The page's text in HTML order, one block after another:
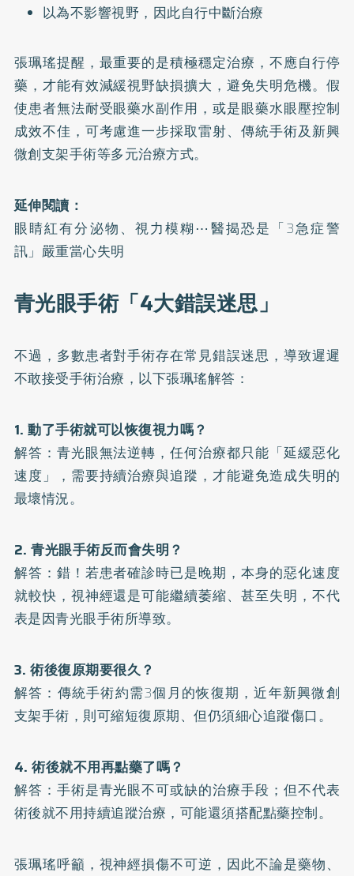
以為不影響視野，因此自行中斷治療
張珮瑤提醒，最重要的是積極穩定治療，不應自行停
藥，才能有效減緩視野缺損擴大，避免失明危機。假
使患者無法耐受眼藥水副作用，或是眼藥水眼壓控制
成效不佳，可考慮進一步採取雷射、傳統手術及新興
微創支架手術等多元治療方式。
延伸閱讀：
眼睛紅有分泌物、視力模糊⋯醫揭恐是「3急症警
訊」嚴重當心失明
青光眼手術「4大錯誤迷思」
不過，多數患者對手術存在常見錯誤迷思，導致遲遲
不敢接受手術治療，以下張珮瑤解答：
1. 動了手術就可以恢復視力嗎？
解答：青光眼無法逆轉，任何治療都只能「延緩惡化
速度」，需要持續治療與追蹤，才能避免造成失明的
最壞情況。
2. 青光眼手術反而會失明？
解答：錯！若患者確診時已是晚期，本身的惡化速度
就較快，視神經還是可能繼續萎縮、甚至失明，不代
表是因青光眼手術所導致。
3. 術後復原期要很久？
解答：傳統手術約需3個月的恢復期，近年新興微創
支架手術，則可縮短復原期、但仍須細心追蹤傷口。
4. 術後就不用再點藥了嗎？
解答：手術是青光眼不可或缺的治療手段；但不代表
術後就不用持續追蹤治療，可能還須搭配點藥控制。
張珮瑤呼籲，視神經損傷不可逆，因此不論是藥物、